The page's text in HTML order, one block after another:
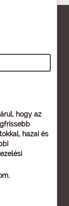
hogy az
hazai és